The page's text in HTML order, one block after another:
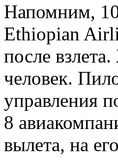
Напомним,
Ethiopian
после
человек.
управления
8
вылета, на